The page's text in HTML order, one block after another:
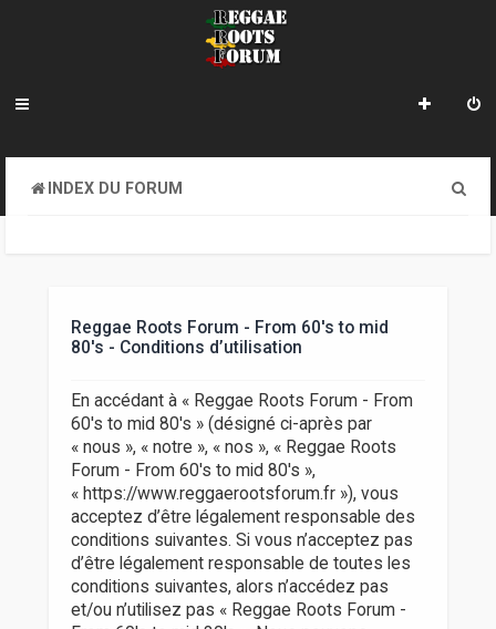
INDEX DU FORUM
Reggae Roots Forum - From 60's to mid
80's - Conditions d’utilisation
En accédant à « Reggae Roots Forum - From
60's to mid 80's » (désigné ci-après par
« nous », « notre », « nos », « Reggae Roots
Forum - From 60's to mid 80's »,
« https://www.reggaerootsforum.fr »), vous
acceptez d’être légalement responsable des
conditions suivantes. Si vous n’acceptez pas
d’être légalement responsable de toutes les
conditions suivantes, alors n’accédez pas
et/ou n’utilisez pas « Reggae Roots Forum -